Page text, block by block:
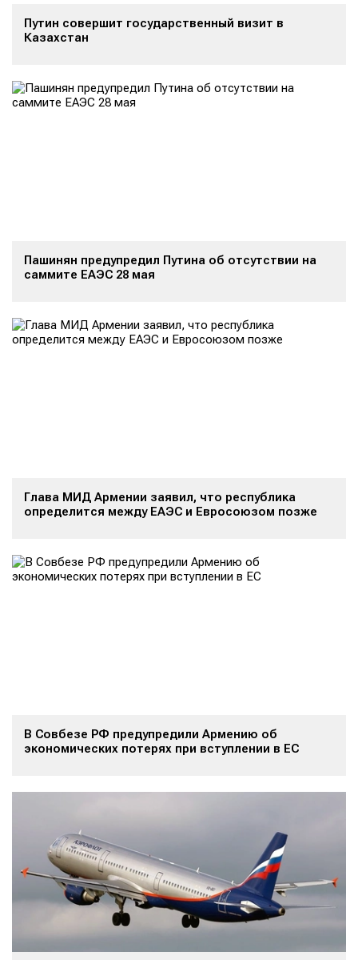
Путин совершит государственный визит в
Казахстан
Пашинян предупредил Путина об отсутствии на
саммите ЕАЭС 28 мая
Глава МИД Армении заявил, что республика
определится между ЕАЭС и Евросоюзом позже
В Совбезе РФ предупредили Армению об
экономических потерях при вступлении в ЕС